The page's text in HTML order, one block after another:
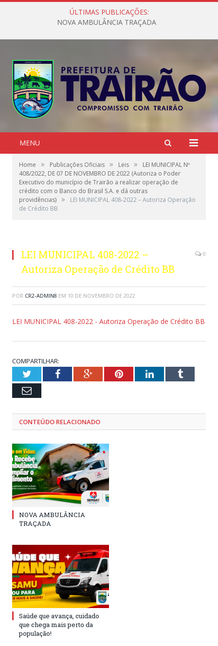
ÚLTIMAS PUBLICAÇÕES:
NOVA AMBULÂNCIA TRAÇADA
MENU
Home » Publicações Oficiais » Leis »
LEI MUNICIPAL Nº
408/2022, DE 07 DE NOVEMBRO DE 2022 (Autoriza o Poder
Executivo do município de Trairão a realizar operação de
crédito com o Banco do Brasil S.A. e dá outras
providências) »
LEI MUNICIPAL 408-2022 – Autoriza Operação
de Crédito BB
LEI MUNICIPAL 408-2022 –
Autoriza Operação de Crédito BB
0
POR CR2-ADMIN8 EM 10 DE NOVEMBRO DE 2022
LEI MUNICIPAL 408-2022 - Autoriza Operação de Crédito BB
COMPARTILHAR:
TwitterFacebookGoogle+PinterestLinkedInTumblr
Email
CONTEÚDO RELACIONADO
NOVA AMBULÂNCIA
TRAÇADA
Saúde que avança, cuidado
que chega mais perto da
população!